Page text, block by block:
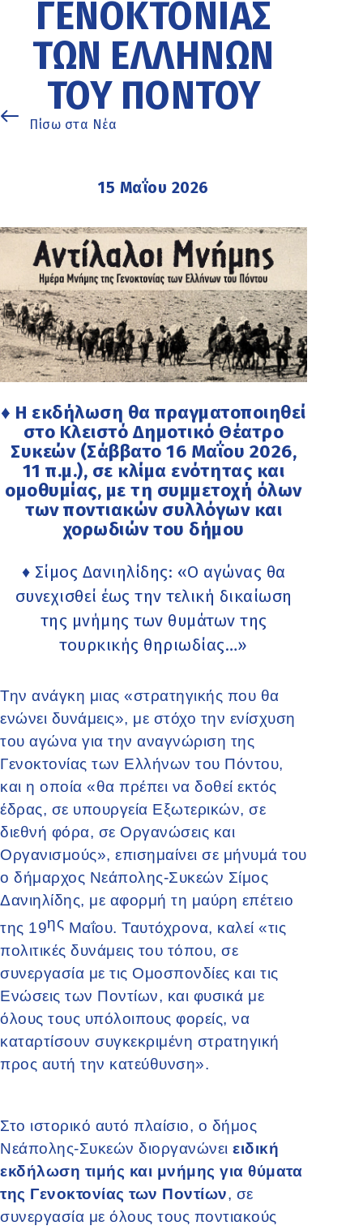
ΓΕΝΟΚΤΟΝΊΑΣ
ΤΩΝ ΕΛΛΉΝΩΝ
ΤΟΥ ΠΌΝΤΟΥ
Πίσω στα Νέα
15 Μαΐου 2026
♦ Η εκδήλωση θα πραγματοποιηθεί
στο Κλειστό Δημοτικό Θέατρο
Συκεών (Σάββατο 16 Μαΐου 2026,
11 π.μ.), σε κλίμα ενότητας και
ομοθυμίας, με τη συμμετοχή όλων
των ποντιακών συλλόγων και
χορωδιών του δήμου
♦ Σίμος Δανιηλίδης: «Ο αγώνας θα
συνεχισθεί έως την τελική δικαίωση
της μνήμης των θυμάτων της
τουρκικής θηριωδίας…»
Την ανάγκη μιας «στρατηγικής που θα
ενώνει δυνάμεις», με στόχο την ενίσχυση
του αγώνα για την αναγνώριση της
Γενοκτονίας των Ελλήνων του Πόντου,
και η οποία «θα πρέπει να δοθεί εκτός
έδρας, σε υπουργεία Εξωτερικών, σε
διεθνή φόρα, σε Οργανώσεις και
Οργανισμούς», επισημαίνει σε μήνυμά του
ο δήμαρχος Νεάπολης-Συκεών Σίμος
Δανιηλίδης, με αφορμή τη μαύρη επέτειο
της 19ης Μαΐου. Ταυτόχρονα, καλεί «τις
πολιτικές δυνάμεις του τόπου, σε
συνεργασία με τις Ομοσπονδίες και τις
Ενώσεις των Ποντίων, και φυσικά με
όλους τους υπόλοιπους φορείς, να
καταρτίσουν συγκεκριμένη στρατηγική
προς αυτή την κατεύθυνση».
Στο ιστορικό αυτό πλαίσιο, ο δήμος
Νεάπολης-Συκεών διοργανώνει ειδική
εκδήλωση τιμής και μνήμης για θύματα
της Γενοκτονίας των Ποντίων, σε
συνεργασία με όλους τους ποντιακούς